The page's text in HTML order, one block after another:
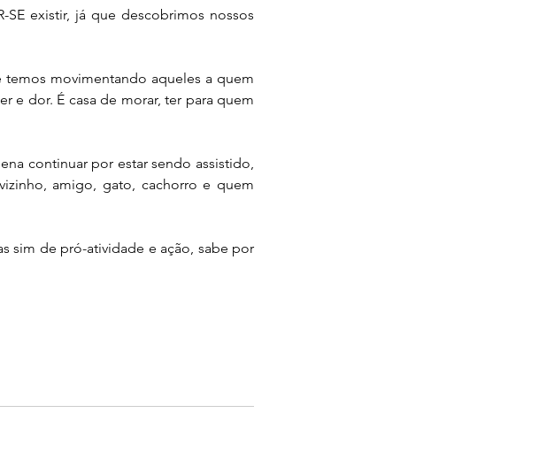
existir, já que descobrimos nossos
movimentando aqueles a quem
e dor. É casa de morar, ter para quem
continuar por estar sendo assistido,
amigo, gato, cachorro e quem
sim de pró-atividade e ação, sabe por